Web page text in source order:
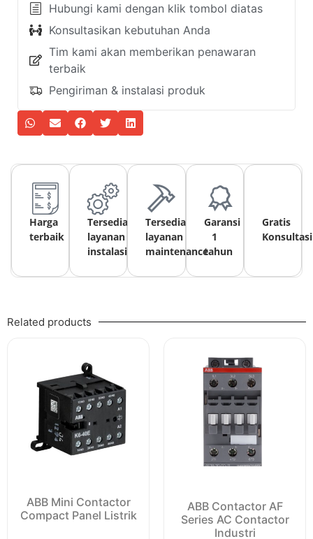
Hubungi kami dengan klik tombol diatas
Konsultasikan kebutuhan Anda
Tim kami akan memberikan penawaran
terbaik
Pengiriman & instalasi produk
Harga
terbaik
Tersedia
layanan
instalasi
Tersedia
layanan
maintenance
Garansi
1
tahun
Gratis
Konsultasi
Related products
ABB Mini Contactor
Compact Panel Listrik
ABB Contactor AF
Series AC Contactor
Industri